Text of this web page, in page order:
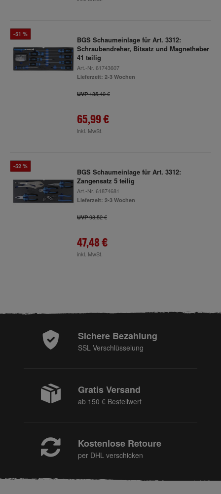
-51 %
BGS Schaumeinlage für Art. 3312:
Schraubendreher, Bitsatz und Magnetheber
41 teilig
Art.-Nr. 61743607
Lieferzeit: 2-3 Wochen
UVP135,40 €
65,99 €
inkl. MwSt.
-52 %
BGS Schaumeinlage für Art. 3312:
Zangensatz 5 teilig
Art.-Nr. 61874681
Lieferzeit: 2-3 Wochen
UVP98,52 €
47,48 €
inkl. MwSt.
Sichere Bezahlung
SSL Verschlüsselung
Gratis Versand
ab 150 € Bestellwert
Kostenlose Retoure
per DHL verschicken